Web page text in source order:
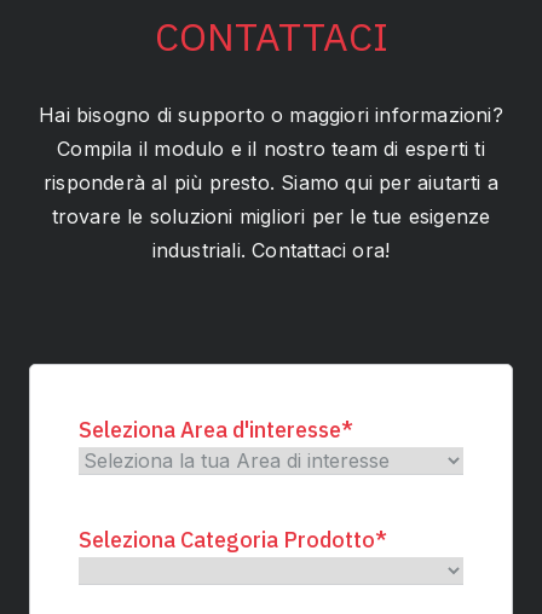
CONTATTACI
Hai bisogno di supporto o maggiori informazioni?
Compila il modulo e il nostro team di esperti ti
risponderà al più presto. Siamo qui per aiutarti a
trovare le soluzioni migliori per le tue esigenze
industriali. Contattaci ora!
Seleziona Area d'interesse*
Seleziona Categoria Prodotto*